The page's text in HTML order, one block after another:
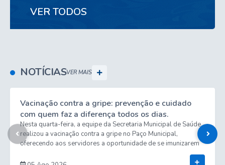
VER TODOS
NOTÍCIASVER MAIS
Vacinação contra a gripe: prevenção e cuidado
com quem faz a diferença todos os dias.
Nesta quarta-feira, a equipe da Secretaria Municipal de Saúde
realizou a vacinação contra a gripe no Paço Municipal,
oferecendo aos servidores a oportunidade de se imunizarem
no próprio local de trabalho. A iniciativa reforça a importância
da prevenção, contribuindo para a proteção da saúde dos
Ver Mais